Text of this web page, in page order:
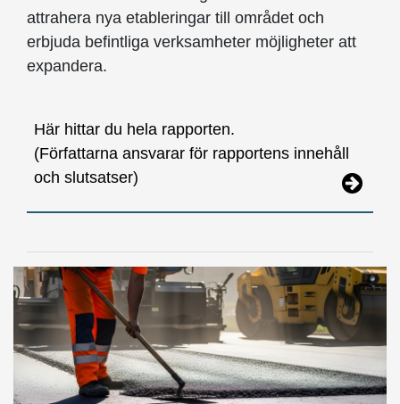
attrahera nya etableringar till området och
erbjuda befintliga verksamheter möjligheter att
expandera.
Här hittar du hela rapporten.
(Författarna ansvarar för rapportens innehåll
och slutsatser)